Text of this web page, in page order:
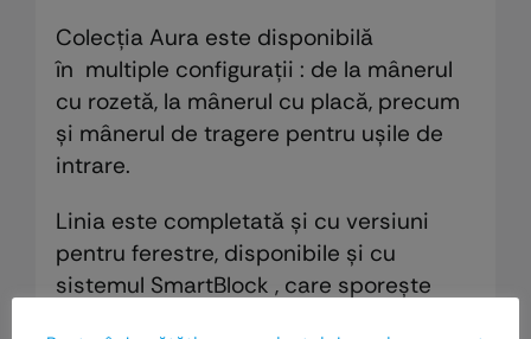
Colecția Aura este disponibilă
în multiple configurații : de la mânerul
cu rozetă, la mânerul cu placă, precum
și mânerul de tragere pentru ușile de
intrare.
Linia este completată și cu versiuni
pentru ferestre, disponibile și cu
sistemul SmartBlock , care sporește